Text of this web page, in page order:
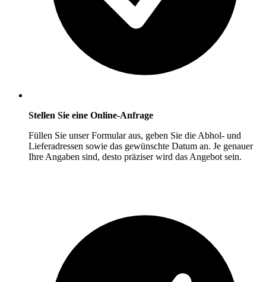
Stellen Sie eine Online-Anfrage
Füllen Sie unser Formular aus, geben Sie die Abhol- und
Lieferadressen sowie das gewünschte Datum an. Je genauer
Ihre Angaben sind, desto präziser wird das Angebot sein.